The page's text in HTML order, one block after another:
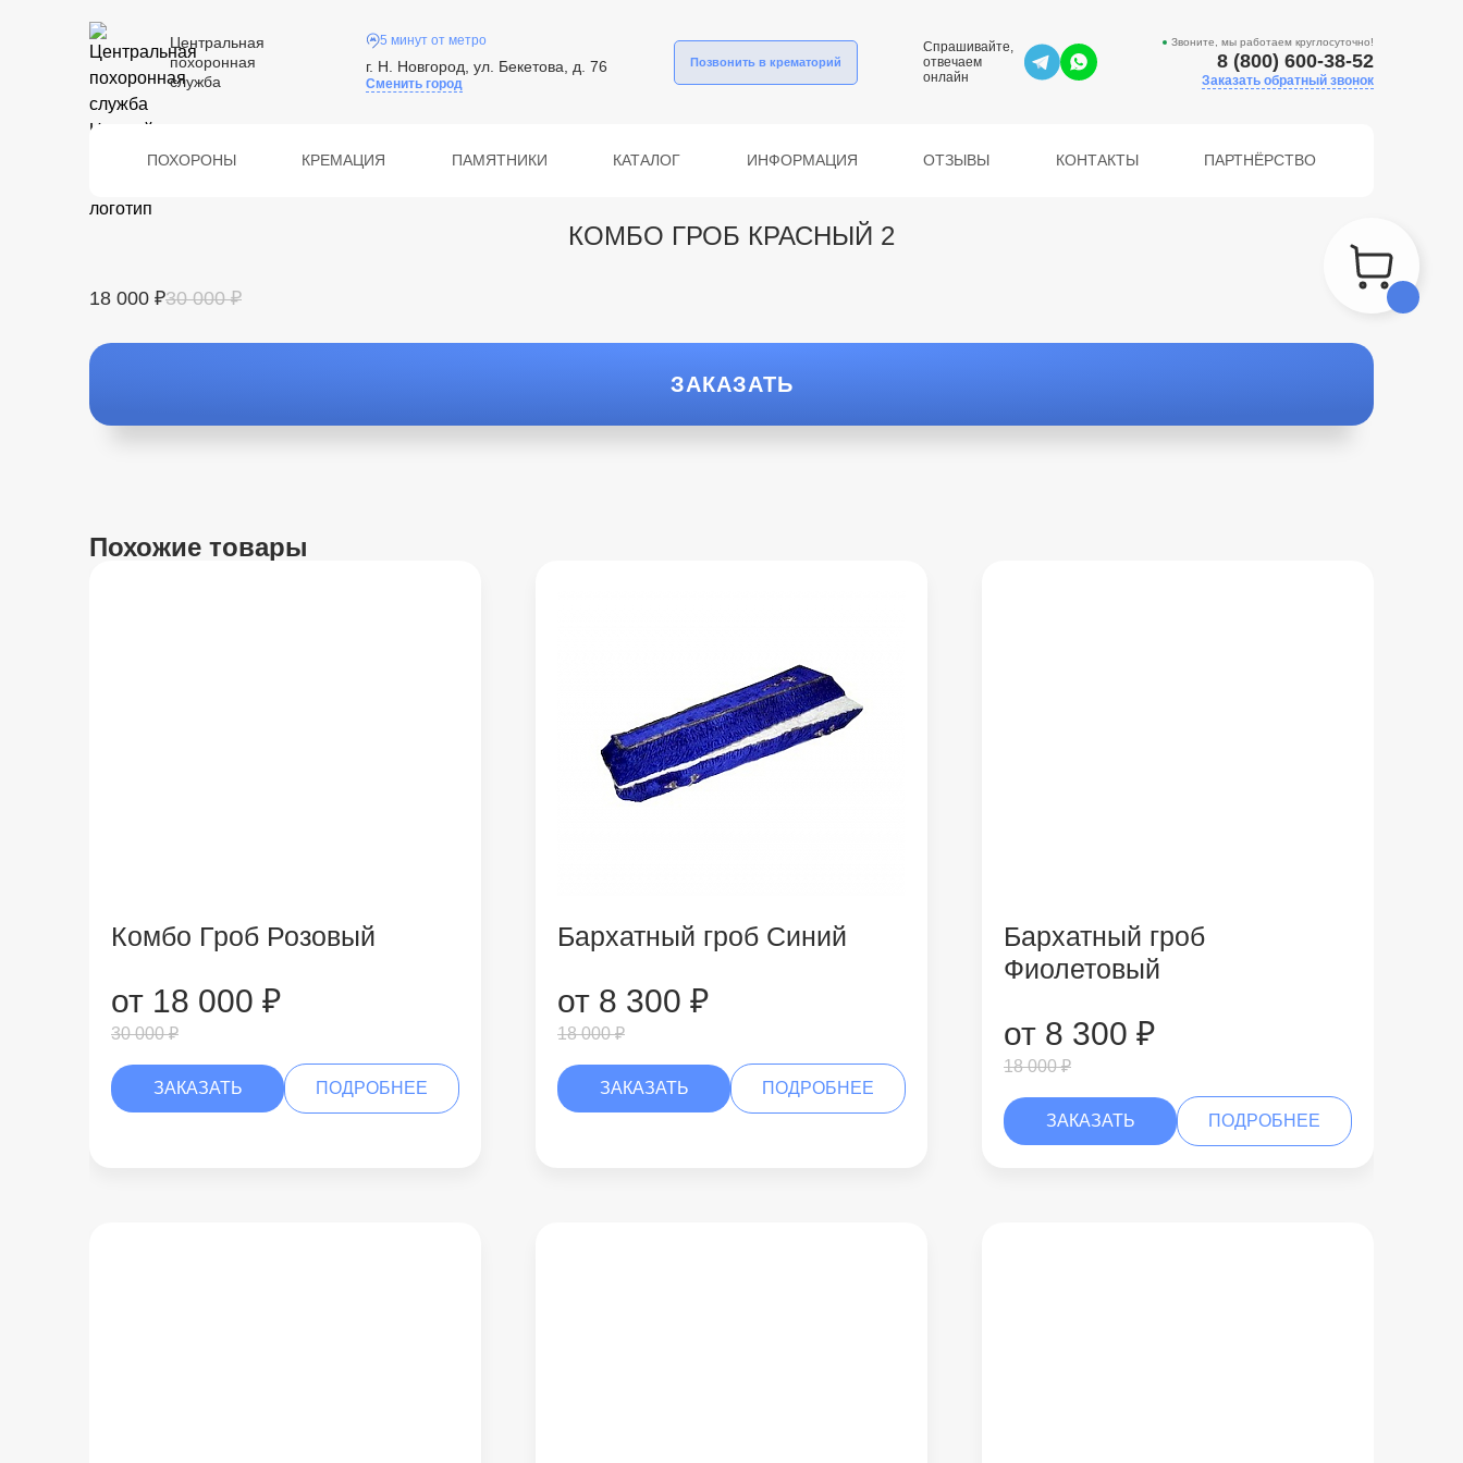
Центральная
похоронная
служба
5 минут от метро
г. Н. Новгород, ул. Бекетова, д. 76
Сменить город
Позвонить в крематорий
Спрашивайте,
отвечаем
онлайн
Звоните, мы работаем круглосуточно!
8 (800) 600-38-52
Заказать обратный звонок
ПОХОРОНЫ КРЕМАЦИЯ ПАМЯТНИКИ КАТАЛОГ ИНФОРМАЦИЯ ОТЗЫВЫ КОНТАКТЫ ПАРТНЁРСТВО
КОМБО ГРОБ КРАСНЫЙ 2
18 000 ₽30 000 ₽
ЗАКАЗАТЬ
Похожие товары
Комбо Гроб Розовый
от 18 000 ₽
30 000 ₽
ЗАКАЗАТЬ ПОДРОБНЕЕ
Бархатный гроб Синий
от 8 300 ₽
18 000 ₽
ЗАКАЗАТЬ ПОДРОБНЕЕ
Бархатный гроб
Фиолетовый
от 8 300 ₽
18 000 ₽
ЗАКАЗАТЬ ПОДРОБНЕЕ